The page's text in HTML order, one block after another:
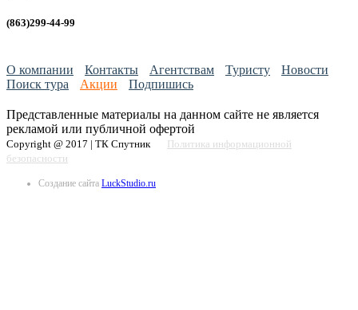
(863)299-44-99
О компании Контакты Агентствам Туристу
Новости
Поиск тура
Акции Подпишись
Представленные материалы на данном сайте не является
рекламой или публичной офертой
Copyright @ 2017 | ТК Спутник Политика информационной
безопасности
Создание сайта LuckStudio.ru